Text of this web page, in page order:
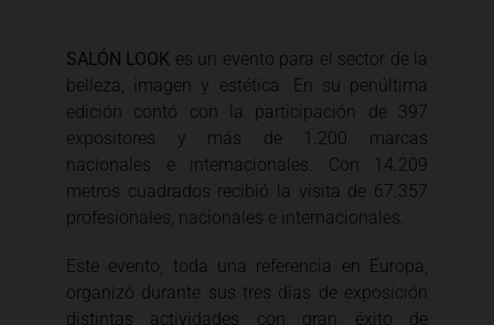
SALÓN LOOK es un evento para el sector de la
belleza, imagen y estética. En su penúltima
edición contó con la participación de 397
expositores y más de 1.200 marcas
nacionales e internacionales. Con 14.209
metros cuadrados recibió la visita de 67.357
profesionales, nacionales e internacionales.
Este evento, toda una referencia en Europa,
organizó durante sus tres días de exposición
distintas actividades con gran éxito de